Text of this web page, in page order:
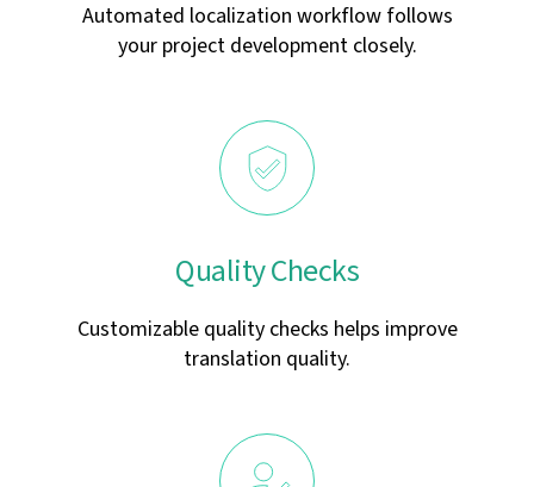
Automated localization workflow follows
your project development closely.
Quality Checks
Customizable quality checks helps improve
translation quality.